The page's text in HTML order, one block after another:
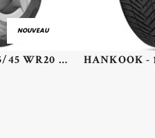
NOUVEAU
CONTINENTAL - 255/45 WR20 TL 105W CO ECO CONTACT 6 MGT XL - 2554520 - ABB